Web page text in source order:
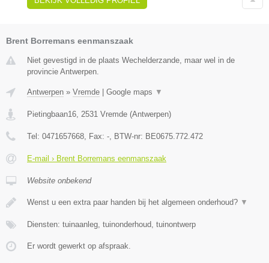
Brent Borremans eenmanszaak
Niet gevestigd in de plaats Wechelderzande, maar wel in de
provincie Antwerpen.
Antwerpen » Vremde Google maps ▼
Pietingbaan16, 2531 Vremde (Antwerpen)
Tel: 0471657668, Fax: -, BTW-nr: BE0675.772.472
E-mail › Brent Borremans eenmanszaak
Website onbekend
Wenst u een extra paar handen bij het algemeen onderhoud? ▼
Diensten: tuinaanleg, tuinonderhoud, tuinontwerp
Er wordt gewerkt op afspraak.